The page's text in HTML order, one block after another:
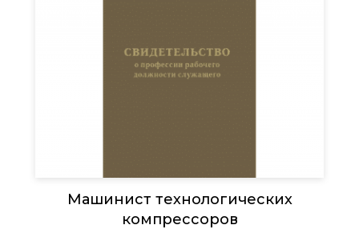
Машинист технологических
компрессоров